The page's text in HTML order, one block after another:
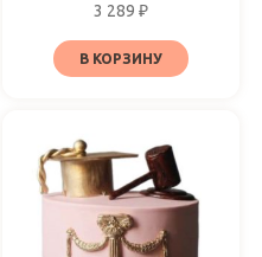
3 289 ₽
В КОРЗИНУ